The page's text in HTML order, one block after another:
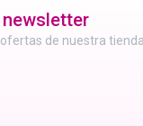
de nuestra tienda.